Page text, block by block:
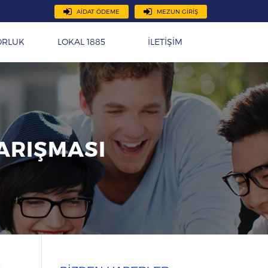
MEZUN GİRİŞ
AİDAT ÖDEME
LOKAL 1885 İLETİŞİM